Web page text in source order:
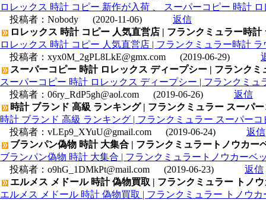
ロレックス 時計 コピー 新作が入荷 、 スーパーコピー 時計
投稿者： Nobody (2020-11-06)
返信
ロレックス 時計 コピー 人気直営店 | フランクミュラー時
ロレックス 時計 コピー 人気直営店 | フランクミュラー時計
投稿者： xyx0M_2gPL8LkE@gmx.com (2019-06-29)
スーパーコピー 時計 ロレックス ディープシー | フランク
スーパーコピー 時計 ロレックス ディープシー | フランクミ
投稿者： 06ry_RdP5gh@aol.com (2019-06-26)
返信
時計 ブランド 高級 ランキング | フランクミュラー スーパ
時計 ブランド 高級 ランキング | フランクミュラー スーパー
投稿者： vLEp9_XYuU@gmail.com (2019-06-24)
返信
ブランパン偽物 時計 大集合 | フランクミュラートノウカー
ブランパン偽物 時計 大集合 | フランクミュラートノウカーベ
投稿者： o9hG_1DMkPt@mail.com (2019-06-23)
返信
エルメス メドール 時計 偽物買取 | フランクミュラー トノ
エルメス メドール 時計 偽物買取 | フランクミュラー トノウ